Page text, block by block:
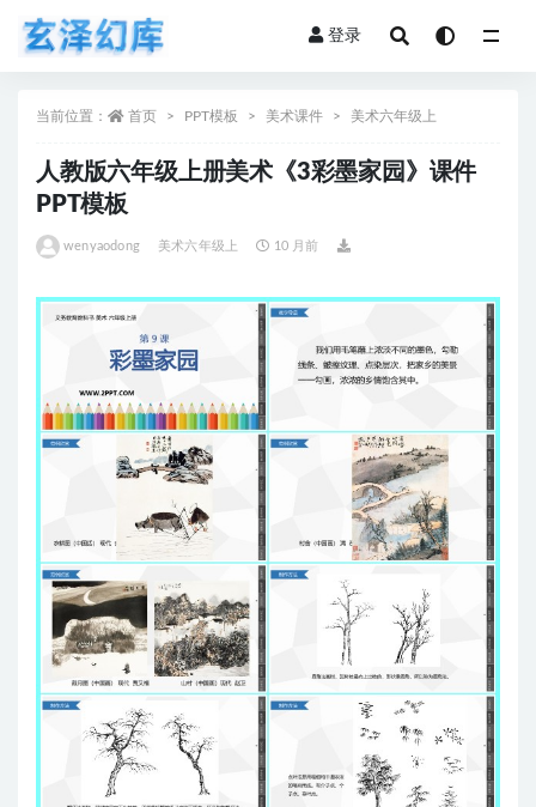
登录
当前位置： 首页 PPT模板 美术课件 美术六年级上
人教版六年级上册美术《3彩墨家园》课件
PPT模板
wenyaodong 美术六年级上 10 月前